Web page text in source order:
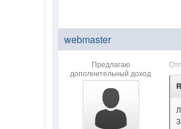
webmaster
Предлагаю
дополнительный доход